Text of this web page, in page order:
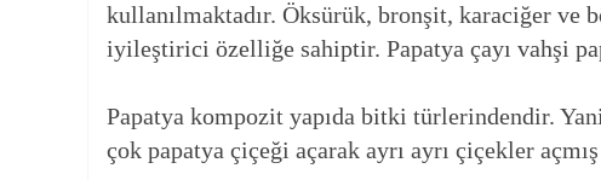
kullanılmaktadır. Öksürük, bronşit, karaciğer ve
iyileştirici özelliğe sahiptir. Papatya çayı vahşi
Papatya kompozit yapıda bitki türlerindendir.
çok papatya çiçeği açarak ayrı ayrı çiçekler